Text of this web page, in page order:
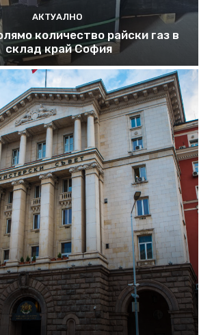
АКТУАЛНО
количество райски газ в
склад край София